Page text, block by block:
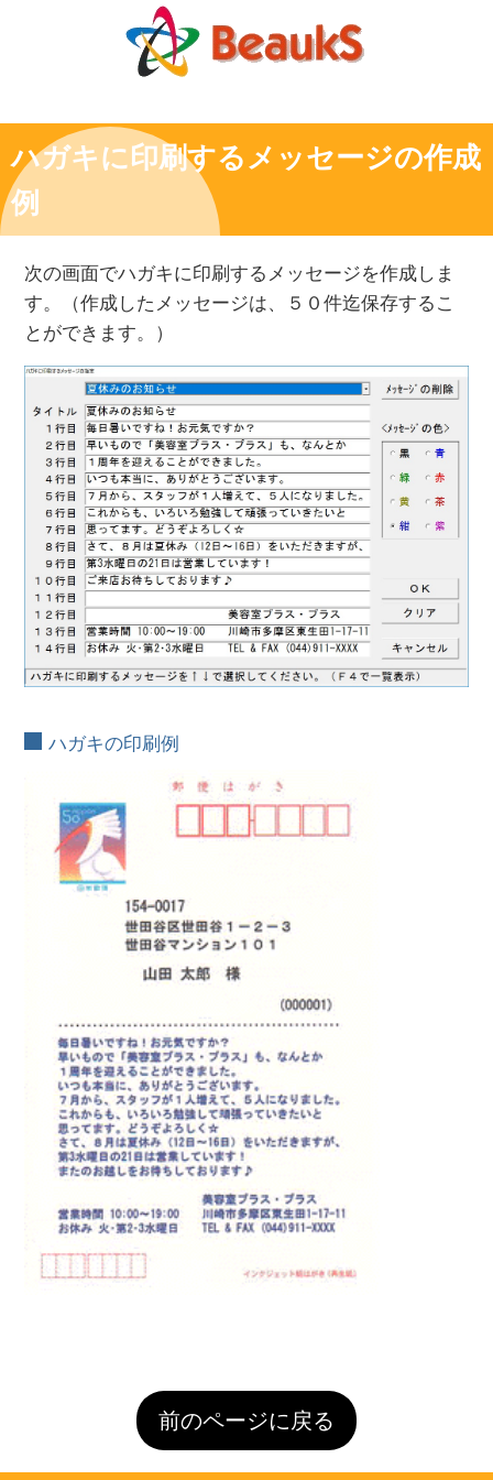
ハガキに印刷するメッセージの作成
例
次の画面でハガキに印刷するメッセージを作成しま
す。（作成したメッセージは、５０件迄保存するこ
とができます。）
ハガキの印刷例
前のページに戻る